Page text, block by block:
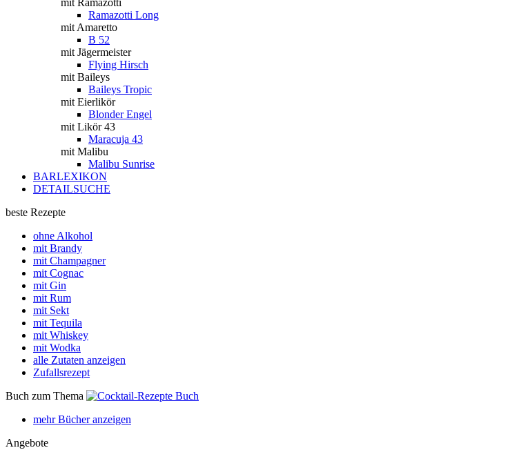
Ramazotti Long
mit Amaretto
B 52
mit Jägermeister
Flying Hirsch
mit Baileys
Baileys Tropic
mit Eierlikör
Blonder Engel
mit Likör 43
Maracuja 43
mit Malibu
Malibu Sunrise
BARLEXIKON
DETAILSUCHE
beste Rezepte
ohne Alkohol
mit Brandy
mit Champagner
mit Cognac
mit Gin
mit Rum
mit Sekt
mit Tequila
mit Whiskey
mit Wodka
alle Zutaten anzeigen
Zufallsrezept
Buch zum Thema
mehr Bücher anzeigen
Angebote